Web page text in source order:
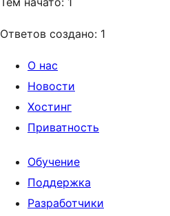
Ответов создано: 1
О нас
Новости
Хостинг
Приватность
Обучение
Поддержка
Разработчики